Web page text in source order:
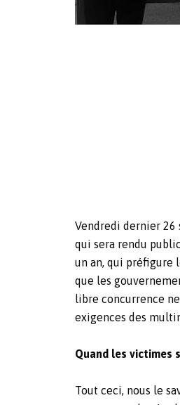
Vendredi dernier 26
qui sera rendu
un an, qui préfigure
que les
libre concurrence
exigences des
Quand les victimes
Tout ceci, nous le